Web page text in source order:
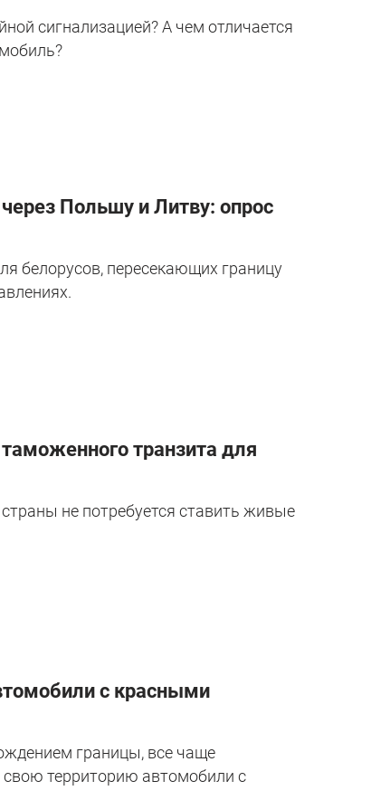
сигнализацией? А чем отличается
Польшу и Литву: опрос
белорусов, пересекающих границу
транзита для
не потребуется ставить живые
с красными
границы, все чаще
территорию автомобили с